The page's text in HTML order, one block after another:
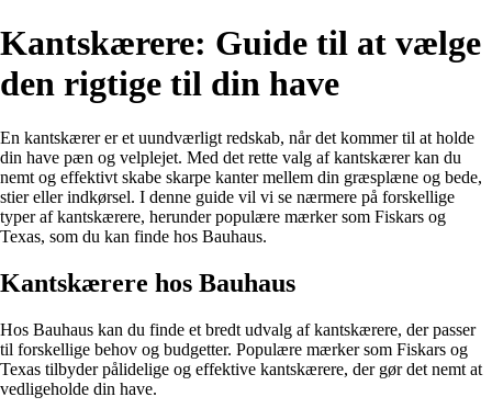
Kantskærere: Guide til at vælge
den rigtige til din have
En kantskærer er et uundværligt redskab, når det kommer til at holde
din have pæn og velplejet. Med det rette valg af kantskærer kan du
nemt og effektivt skabe skarpe kanter mellem din græsplæne og bede,
stier eller indkørsel. I denne guide vil vi se nærmere på forskellige
typer af kantskærere, herunder populære mærker som Fiskars og
Texas, som du kan finde hos Bauhaus.
Kantskærere hos Bauhaus
Hos Bauhaus kan du finde et bredt udvalg af kantskærere, der passer
til forskellige behov og budgetter. Populære mærker som Fiskars og
Texas tilbyder pålidelige og effektive kantskærere, der gør det nemt at
vedligeholde din have.